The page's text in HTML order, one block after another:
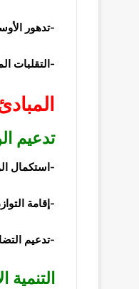
-تدهور
-التقلبات
تدعيم
-استكمال
-إقامة
-تدعيم
التنمية